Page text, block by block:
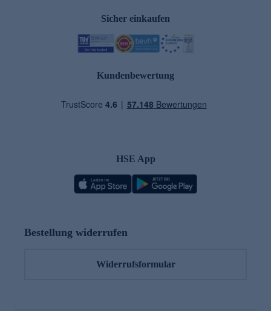
Sicher einkaufen
Kundenbewertung
HSE App
Bestellung widerrufen
Widerrufsformular